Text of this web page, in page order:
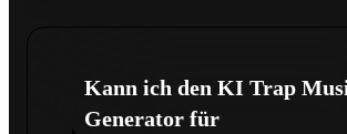
Kann ich den KI Trap
Generator für